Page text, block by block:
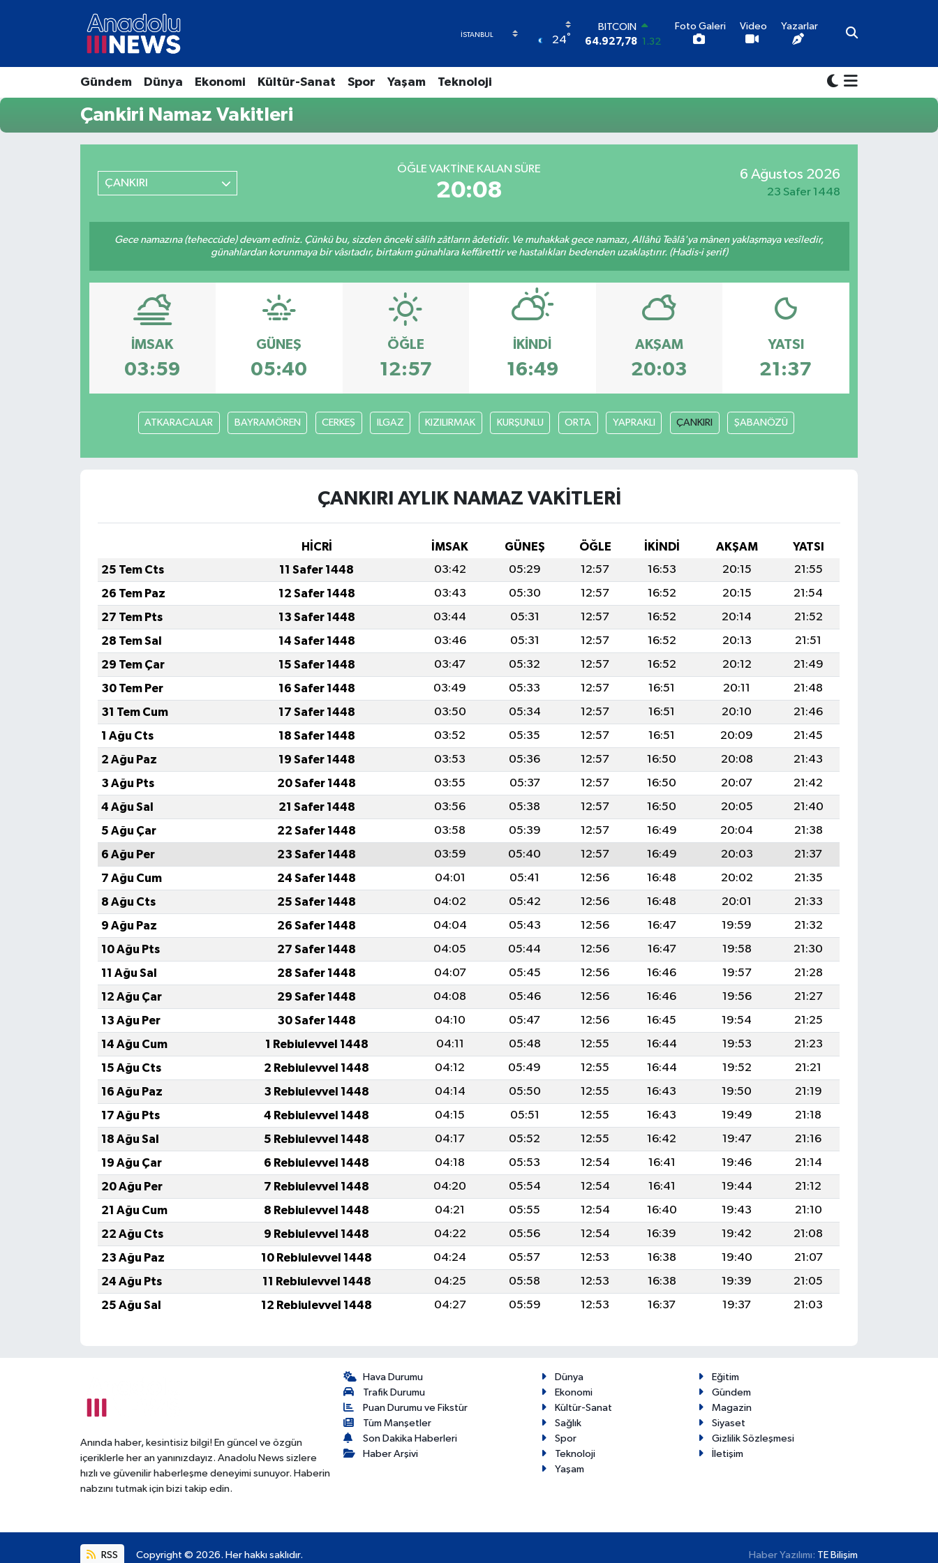
24°
BITCOIN
64.927,78 1.32
55,1336 0.18
GRAM ALTIN
Foto Galeri Video Yazarlar
Gündem Dünya Ekonomi Kültür-Sanat Spor Yaşam Teknoloji
Çankiri Namaz Vakitleri
ÇANKIRI
ÖĞLE VAKTINE KALAN SÜRE
20:08
6 Ağustos 2026
23 Safer 1448
Gece namazına (teheccüde) devam ediniz. Çünkü bu, sizden önceki sâlih zâtların âdetidir. Ve muhakkak gece namazı, Allâhü Teâlâ'ya mânen yaklaşmaya vesîledir,
günahlardan korunmaya bir vâsıtadır, birtakım günahlara keffârettir ve hastalıkları bedenden uzaklaştırır. (Hadis-i şerif)
İMSAK
03:59
GÜNEŞ
05:40
ÖĞLE
12:57
İKINDI
16:49
AKŞAM
20:03
YATSI
21:37
ATKARACALAR BAYRAMÖREN CERKEŞ ILGAZ KIZILIRMAK KURŞUNLU ORTA YAPRAKLI ÇANKIRI ŞABANÖZÜ
ÇANKIRI AYLIK NAMAZ VAKITLERI
HİCRİ İMSAK GÜNEŞ ÖĞLE İKINDI AKŞAM
YATSI
25 Tem Cts
11 Safer 1448 03:42 05:29 12:57 16:53 20:15
21:55
26 Tem Paz
12 Safer 1448 03:43 05:30 12:57 16:52 20:15
21:54
27 Tem Pts
13 Safer 1448 03:44 05:31 12:57 16:52 20:14
21:52
28 Tem Sal
14 Safer 1448 03:46 05:31 12:57 16:52 20:13
21:51
29 Tem Çar
15 Safer 1448 03:47 05:32 12:57 16:52 20:12
21:49
30 Tem Per
16 Safer 1448 03:49 05:33 12:57 16:51 20:11
21:48
31 Tem Cum
17 Safer 1448 03:50 05:34 12:57 16:51 20:10
21:46
1 Ağu Cts
18 Safer 1448 03:52 05:35 12:57 16:51 20:09
21:45
2 Ağu Paz
19 Safer 1448 03:53 05:36 12:57 16:50 20:08
21:43
3 Ağu Pts
20 Safer 1448 03:55 05:37 12:57 16:50 20:07
21:42
4 Ağu Sal
21 Safer 1448 03:56 05:38 12:57 16:50 20:05
21:40
5 Ağu Çar
22 Safer 1448 03:58 05:39 12:57 16:49 20:04
21:38
6 Ağu Per
23 Safer 1448 03:59 05:40 12:57 16:49 20:03
21:37
7 Ağu Cum
24 Safer 1448 04:01 05:41 12:56 16:48 20:02
21:35
8 Ağu Cts
25 Safer 1448 04:02 05:42 12:56 16:48 20:01
21:33
9 Ağu Paz
26 Safer 1448 04:04 05:43 12:56 16:47 19:59
21:32
10 Ağu Pts
27 Safer 1448 04:05 05:44 12:56 16:47 19:58
21:30
11 Ağu Sal
28 Safer 1448 04:07 05:45 12:56 16:46 19:57
21:28
12 Ağu Çar
29 Safer 1448 04:08 05:46 12:56 16:46 19:56
21:27
13 Ağu Per
30 Safer 1448 04:10 05:47 12:56 16:45 19:54
21:25
14 Ağu Cum
1 Rebiulevvel 1448 04:11 05:48 12:55 16:44 19:53
21:23
15 Ağu Cts
2 Rebiulevvel 1448 04:12 05:49 12:55 16:44 19:52
21:21
16 Ağu Paz
3 Rebiulevvel 1448 04:14 05:50 12:55 16:43 19:50
21:19
17 Ağu Pts
4 Rebiulevvel 1448 04:15 05:51 12:55 16:43 19:49
21:18
18 Ağu Sal
5 Rebiulevvel 1448 04:17 05:52 12:55 16:42 19:47
21:16
19 Ağu Çar
6 Rebiulevvel 1448 04:18 05:53 12:54 16:41 19:46
21:14
20 Ağu Per
7 Rebiulevvel 1448 04:20 05:54 12:54 16:41 19:44
21:12
21 Ağu Cum
8 Rebiulevvel 1448 04:21 05:55 12:54 16:40 19:43
21:10
22 Ağu Cts
9 Rebiulevvel 1448 04:22 05:56 12:54 16:39 19:42
21:08
23 Ağu Paz
10 Rebiulevvel 1448 04:24 05:57 12:53 16:38 19:40
21:07
24 Ağu Pts
11 Rebiulevvel 1448 04:25 05:58 12:53 16:38 19:39
21:05
25 Ağu Sal
12 Rebiulevvel 1448 04:27 05:59 12:53 16:37 19:37 21:03
Anında haber, kesintisiz bilgi! En güncel ve özgün
içeriklerle her an yanınızdayız. Anadolu News sizlere
hızlı ve güvenilir haberleşme deneyimi sunuyor. Haberin
nabzını tutmak için bizi takip edin.
Hava Durumu
Trafik Durumu
Puan Durumu ve Fikstür
Tüm Manşetler
Son Dakika Haberleri
Haber Arşivi
Dünya
Eğitim
Ekonomi
Gündem
Kültür-Sanat
Magazin
Sağlık
Siyaset
Spor
Gizlilik Sözleşmesi
Teknoloji
İletişim
Yaşam
RSS Copyright © 2026. Her hakkı saklıdır. Haber Yazılımı: TE Bilişim
Hava Durumu
Trafik Durumu
Süper Lig Puan Durumu ve Fikstür
Son Dakika Haberleri